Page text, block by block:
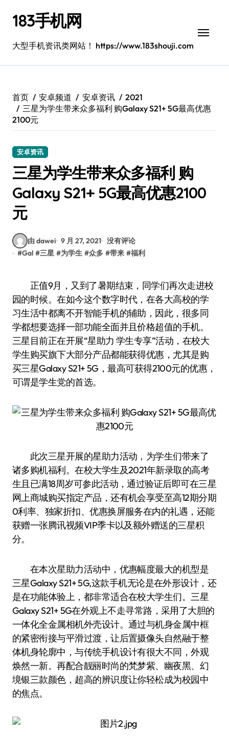
183手机网
大型手机资讯类网站！ https://www.183shouji.com
首页 安卓频道 安卓资讯
2021
三星为学生带来众多福利 购Galaxy S21+ 5G最高优惠
2100元
安卓资讯
三星为学生带来众多福利 购
Galaxy S21+ 5G最高优惠2100
元
由 dawei 9 月 27, 2021 没有评论
#Gal #三星 #为学生 #众多 #带来 #福利
正值9月，又到了暑期结束，同学们再次走进校
园的时候。在如今这个数字时代，在各大高校的学
习生活中都离不开智能手机的辅助，因此，很多同
学都想要选择一部功能全面并且价格超值的手机。
三星目前正在开展“星助力 学生专享”活动，在校大
学生购买旗下大部分产品都能获得优惠，尤其是购
买三星Galaxy S21+ 5G，最高可获得2100元的优惠，
可谓是学生党的首选。
此次三星开展的星助力活动，为学生们带来了
诸多购机福利。在校大学生及2021年新录取的高考
生且已满18周岁可参此活动，通过验证后即可在三星
网上商城购买指定产品，还有机会享受至高12期分期
0利率、独家折扣、优惠换屏服务在内的礼遇，还能
获赠一张腾讯视频VIP季卡以及额外赠送的三星积
分。
在本次星助力活动中，优惠幅度最大的机型是
三星Galaxy S21+ 5G,这款手机无论是在外形设计，还
是在功能体验上，都非常适合在校大学生们。三星
Galaxy S21+ 5G在外观上不走寻常路，采用了大胆的
一体化全金属相机外壳设计。通过与机身金属中框
的紧密衔接与平滑过渡，让后置摄像头自然融于整
体机身轮廓中，与传统手机设计有很大不同，外观
焕然一新。再配合靓丽时尚的梵梦紫、幽夜黑、幻
境银三款颜色，超高的辨识度让你轻松成为校园中
的焦点。